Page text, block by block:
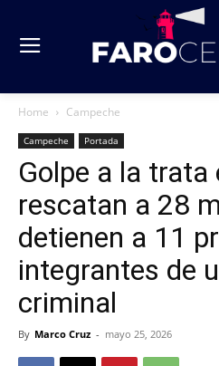
Home Campeche
Campeche Portada
Golpe a la trata
rescatan a 28
detienen a 11
integrantes de
criminal
By Marco Cruz - mayo 25, 2026